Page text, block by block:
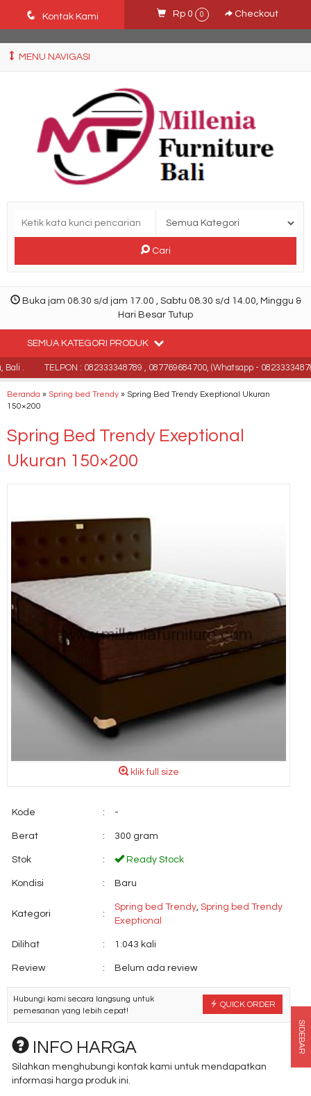
Ffn26mCseQzwzJTw3smpNE8Nti1cAw6hYZWaSDjvoqs
q Kontak Kami Rp 0 0 Checkout
MENU NAVIGASI
Cari
Buka jam 08.30 s/d jam 17.00 , Sabtu 08.30 s/d 14.00, Minggu &
Hari Besar Tutup
SEMUA KATEGORI PRODUK
. TELPON : 082333348789 , 087769684700, (Whatsapp -
Beranda » Spring bed Trendy » Spring Bed Trendy Exeptional Ukuran
150×200
Spring Bed Trendy Exeptional
Ukuran 150×200
klik full size
Kode : -
Berat : 300 gram
Stok : Ready Stock
Kondisi : Baru
Kategori :
Spring bed Trendy, Spring bed Trendy
Exeptional
Dilihat : 1.043 kali
Review : Belum ada review
QUICK ORDER
Hubungi kami secara langsung untuk
pemesanan yang lebih cepat!
INFO HARGA
Silahkan menghubungi kontak kami untuk mendapatkan
informasi harga produk ini.
SIDEBAR